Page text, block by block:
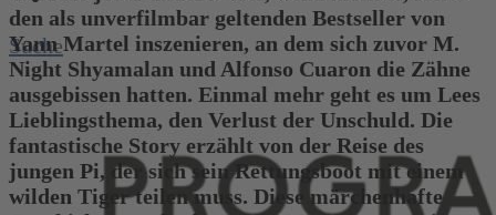
Suche
den als unverfilmbar geltenden Bestseller von
Yann Martel inszenieren, an dem sich zuvor M.
Night Shyamalan und Alfonso Cuaron die Zähne
ausgebissen hatten. Einmal mehr geht es um Lees
Lieblingsthema, den Verlust der Unschuld. Die
fantastische Story erzählt von der Reise des
jungen Pi, der sich sein Rettungsboot mit einem
wilden Tiger teilen muss. Diese märchenhafte